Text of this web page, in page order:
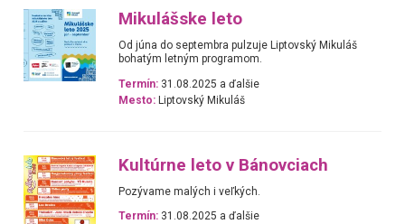
Mikulášske leto
Od júna do septembra pulzuje Liptovský Mikuláš
bohatým letným programom.
Termín: 31.08.2025 a ďalšie
Mesto: Liptovský Mikuláš
Kultúrne leto v Bánovciach
Pozývame malých i veľkých.
Termín: 31.08.2025 a ďalšie